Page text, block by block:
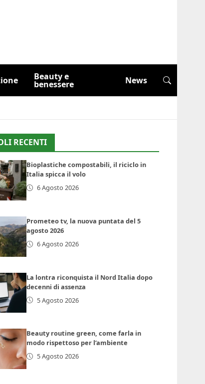
Beauty e
benessere News
RECENTI
Bioplastiche compostabili, il riciclo in
Italia spicca il volo
6 Agosto 2026
Prometeo tv, la nuova puntata del 5
agosto 2026
6 Agosto 2026
La lontra riconquista il Nord Italia dopo
decenni di assenza
5 Agosto 2026
Beauty routine green, come farla in
modo rispettoso per l’ambiente
5 Agosto 2026